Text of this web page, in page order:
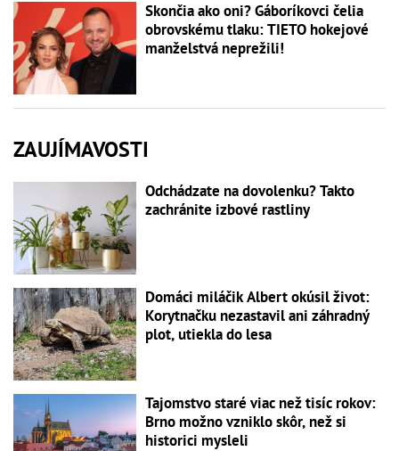
Skončia ako oni? Gáboríkovci čelia
obrovskému tlaku: TIETO hokejové
manželstvá neprežili!
ZAUJÍMAVOSTI
Odchádzate na dovolenku? Takto
zachránite izbové rastliny
Domáci miláčik Albert okúsil život:
Korytnačku nezastavil ani záhradný
plot, utiekla do lesa
Tajomstvo staré viac než tisíc rokov:
Brno možno vzniklo skôr, než si
historici mysleli